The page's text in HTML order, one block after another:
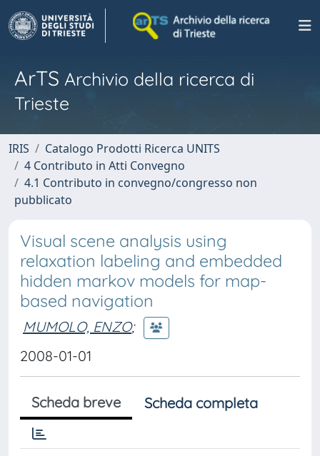
ArTS Archivio della ricerca di
Trieste
IRIS
Catalogo Prodotti Ricerca UNITS
4 Contributo in Atti Convegno
4.1 Contributo in convegno/congresso non
pubblicato
Visual scene analysis using
relaxation labeling and embedded
hidden markov models for map-
based navigation
MUMOLO, ENZO;
2008-01-01
Scheda breve Scheda completa